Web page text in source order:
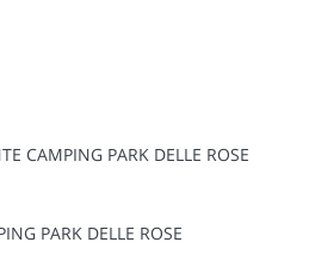
CAMPING PARK DELLE ROSE
PARK DELLE ROSE